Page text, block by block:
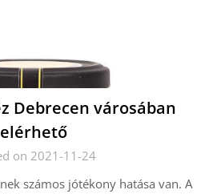
Debrecen városában
elérhető
on 2021-11-24
számos jótékony hatása van. A